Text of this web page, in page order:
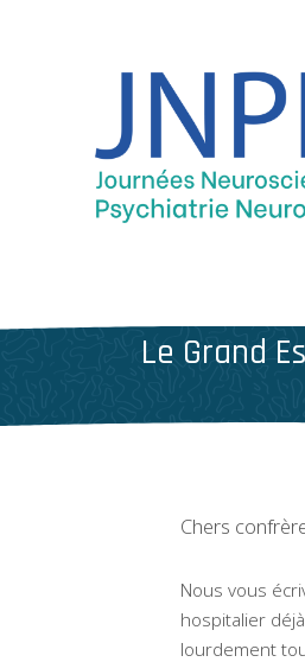
Le Grand
Chers
Nous vous
hospitalier
lourdement